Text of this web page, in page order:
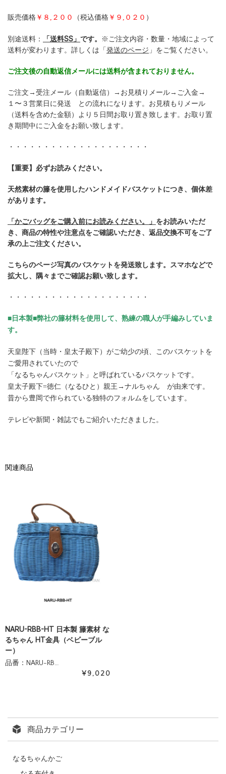
販売価格 ￥８,２００ （税込価格 ￥９,０２０ ）
別途送料： 「送料SS」 です。
※ご注文内容・数量・地域によって
送料が変わります。詳しくは「発送のページ 」をご覧ください。
ご注文後の自動返信メールには送料が含まれておりません。
ご注文→受注メール（自動返信）→お見積りメール→ご入金→
１〜３営業日に発送 との流れになります。お見積もりメール
（送料を含めた金額）より５日間お取り置き致します。お取り置
き期間中にご入金をお願い致します。
・・・・・・・・・・・・・・・・・・・・
【重要】必ずお読みください。
天然素材の籐を使用したハンドメイドバスケットにつき、個体差
があります。
「かごバッグをご購入前にお読みください。」 をお読みいただ
き、商品の特性や注意点をご確認いただき、返品交換不可をご了
承の上ご注文ください。
こちらのページ写真のバスケットを発送致します。スマホなどで
拡大し、隅々までご確認お願い致します。
・・・・・・・・・・・・・・・・・・・・
■日本製■弊社の籐材料を使用して、熟練の職人が手編みしていま
す。
天皇陛下（当時・皇太子殿下）がご幼少の頃、このバスケットを
ご愛用されていたので
「なるちゃんバスケット」と呼ばれているバスケットです。
皇太子殿下=徳仁（なるひと）親王→ナルちゃん が由来です。
昔から豊岡で作られている独特のフォルムをしています。
テレビや新聞・雑誌でもご紹介いただきました。
関連商品
NARU-RBB-HT 日本製 籐素材 な
るちゃん HT金具（ベビーブル
ー）
品番：NARU-RB…
¥9,020
商品カテゴリー
なるちゃんかご